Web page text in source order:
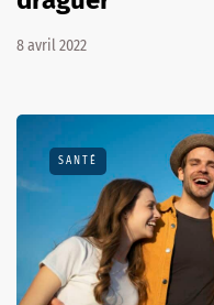
8 avril 2022
SANTÉ